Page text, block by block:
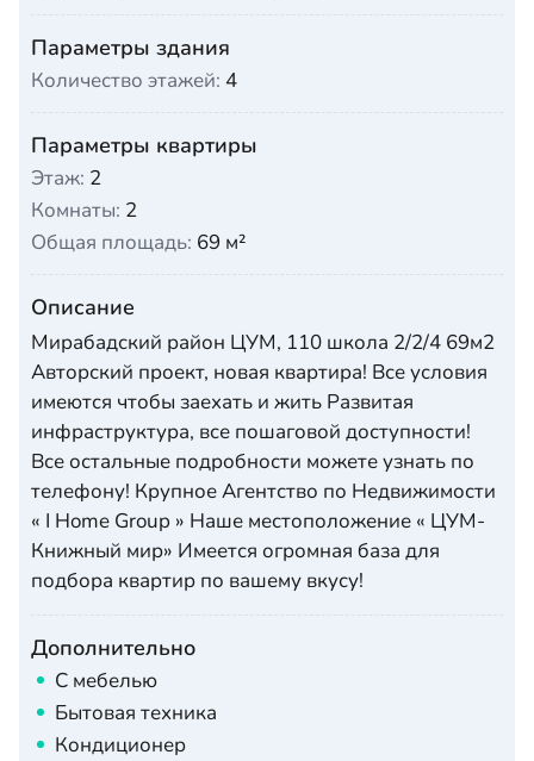
Параметры здания
Количество этажей: 4
Параметры квартиры
Этаж: 2
Комнаты: 2
Общая площадь: 69 м²
Описание
Мирабадский район ЦУМ, 110 школа 2/2/4 69м2
Авторский проект, новая квартира! Все условия
имеются чтобы заехать и жить Развитая
инфраструктура, все пошаговой доступности!
Все остальные подробности можете узнать по
телефону! Крупное Агентство по Недвижимости
« I Home Group » Наше местоположение « ЦУМ-
Книжный мир» Имеется огромная база для
подбора квартир по вашему вкусу!
Дополнительно
С мебелью
Бытовая техника
Кондиционер